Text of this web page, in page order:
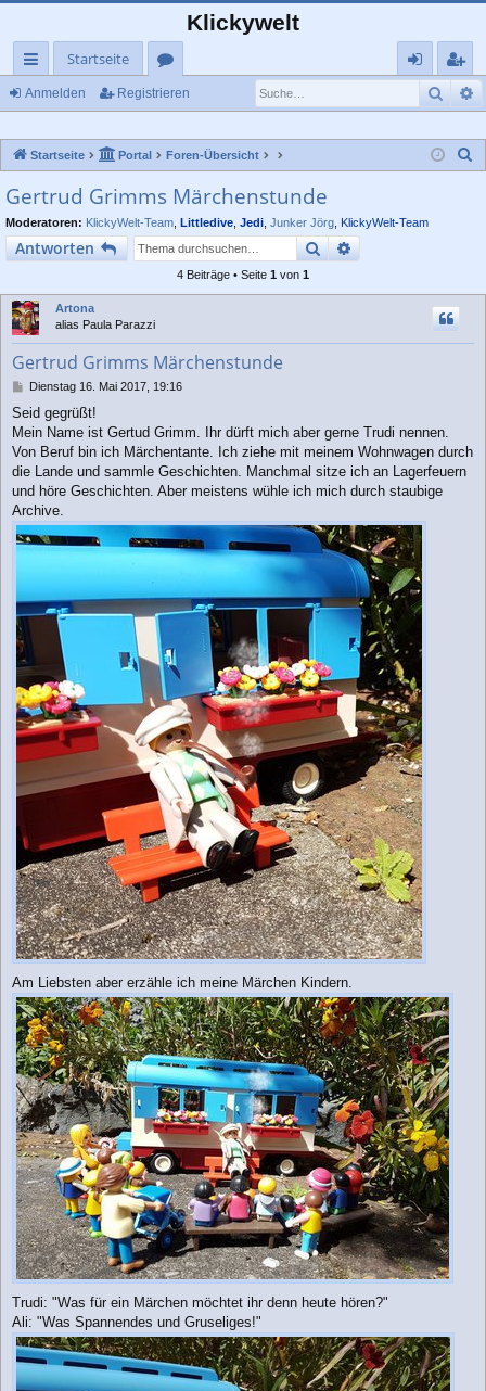
Klickywelt
ch
llz
ug
rif
f
Startseite
or
n
eg
rie
Anmelden Registrieren
Startseite Portal Foren-Übersicht
Gertrud Grimms Märchenstunde
Moderatoren: KlickyWelt-Team Littledive Jedi Junker Jörg KlickyWelt-Team
Antworten SucheErweiterte Suche
4 Beiträge • Seite 1 von 1
Artona
alias Paula Parazzi
Gertrud Grimms Märchenstunde
B
i
t
r
a
Dienstag 16. Mai 2017, 19:16
Seid gegrüßt!
Mein Name ist Gertud Grimm. Ihr dürft mich aber gerne Trudi nennen.
Von Beruf bin ich Märchentante. Ich ziehe mit meinem Wohnwagen durch
die Lande und sammle Geschichten. Manchmal sitze ich an Lagerfeuern
und höre Geschichten. Aber meistens wühle ich mich durch staubige
Archive.
Am Liebsten aber erzähle ich meine Märchen Kindern.
Trudi: "Was für ein Märchen möchtet ihr denn heute hören?"
Ali: "Was Spannendes und Gruseliges!"